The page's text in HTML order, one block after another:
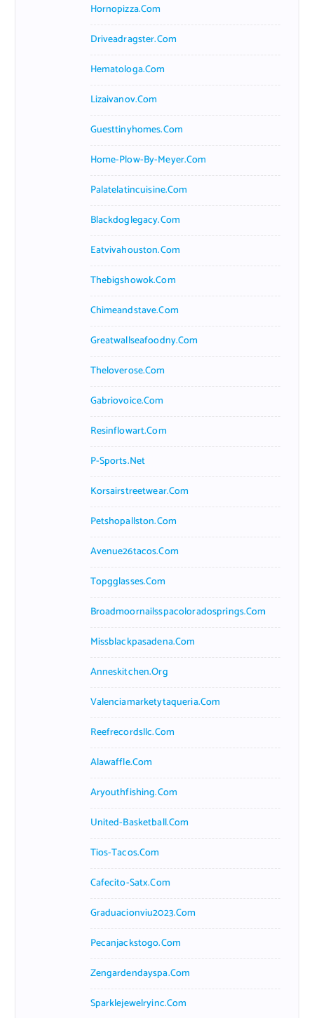
Hornopizza.com
Driveadragster.com
Hematologa.com
Lizaivanov.com
Guesttinyhomes.com
Home-Plow-By-Meyer.com
Palatelatincuisine.com
Blackdoglegacy.com
Eatvivahouston.com
Thebigshowok.com
Chimeandstave.com
Greatwallseafoodny.com
Theloverose.com
Gabriovoice.com
Resinflowart.com
P-Sports.net
Korsairstreetwear.com
Petshopallston.com
Avenue26tacos.com
Topgglasses.com
Broadmoornailsspacoloradosprings.com
Missblackpasadena.com
Anneskitchen.org
Valenciamarketytaqueria.com
Reefrecordsllc.com
Alawaffle.com
Aryouthfishing.com
United-Basketball.com
Tios-Tacos.com
Cafecito-Satx.com
Graduacionviu2023.com
Pecanjackstogo.com
Zengardendayspa.com
Sparklejewelryinc.com